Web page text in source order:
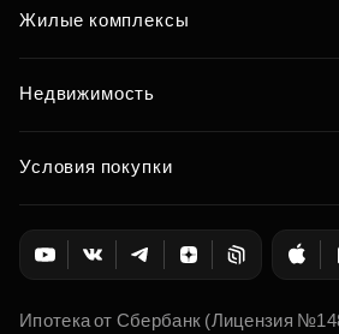
Жилые комплексы
Недвижимость
Условия покупки
Ипотека от Сбербанк (Лицензия